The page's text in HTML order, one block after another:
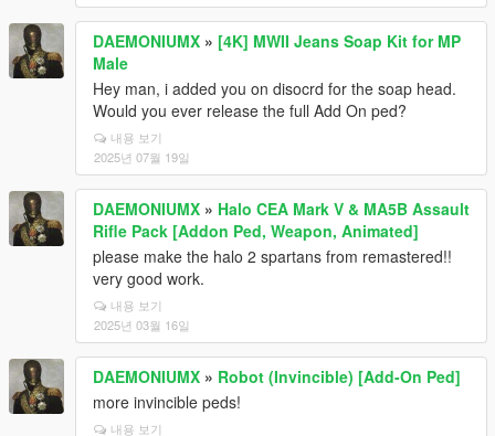
DAEMONIUMX » [4K] MWII Jeans Soap Kit for MP
Male
Hey man, i added you on disocrd for the soap head.
Would you ever release the full Add On ped?
내용 보기
2025년 07월 19일
DAEMONIUMX » Halo CEA Mark V & MA5B Assault
Rifle Pack [Addon Ped, Weapon, Animated]
please make the halo 2 spartans from remastered!!
very good work.
내용 보기
2025년 03월 16일
DAEMONIUMX » Robot (Invincible) [Add-On Ped]
more invincible peds!
내용 보기